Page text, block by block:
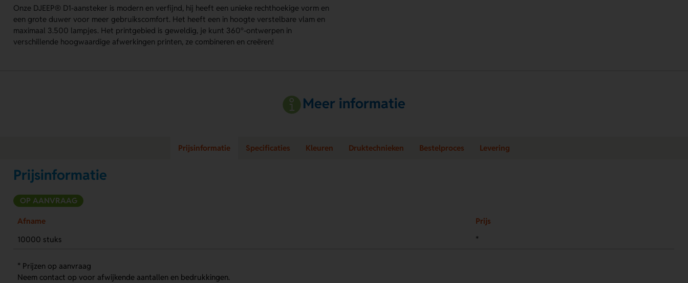
Onze DJEEP® D1-aansteker is modern en verfijnd, hij heeft een unieke rechthoekige vorm en
een grote duwer voor meer gebruikscomfort. Het heeft een in hoogte verstelbare vlam en
maximaal 3.500 lampjes. Het printgebied is geweldig, je kunt 360°-ontwerpen in
verschillende hoogwaardige afwerkingen printen, ze combineren en creëren!
Meer informatie
Prijsinformatie Specificaties Kleuren Druktechnieken Bestelproces Levering
Prijsinformatie
OP AANVRAAG
Afname
Prijs
10000 stuks
*
* Prijzen op aanvraag
Neem contact op voor afwijkende aantallen en bedrukkingen.